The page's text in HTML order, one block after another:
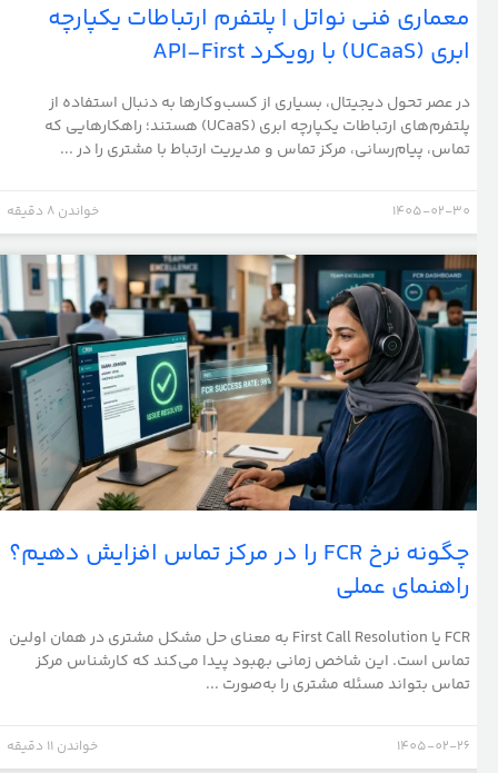
معماری فنی نواتل | پلتفرم ارتباطات یکپارچه
ابری (UCaaS) با رویکرد API-First
در عصر تحول دیجیتال، بسیاری از کسب‌وکارها به دنبال استفاده از
پلتفرم‌های ارتباطات یکپارچه ابری (UCaaS) هستند؛ راهکارهایی که
تماس، پیام‌رسانی، مرکز تماس و مدیریت ارتباط با مشتری را در ...
1405-02-30 خواندن 8 دقیقه
چگونه نرخ FCR را در مرکز تماس افزایش دهیم؟
راهنمای عملی
FCR یا First Call Resolution به معنای حل مشکل مشتری در همان اولین
تماس است. این شاخص زمانی بهبود پیدا می‌کند که کارشناس مرکز
تماس بتواند مسئله مشتری را به‌صورت ...
1405-02-26 خواندن 11 دقیقه